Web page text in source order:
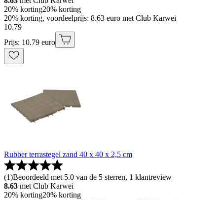
20% korting20% korting
20% korting, voordeelprijs: 8.63 euro met Club Karwei
10.79
Prijs: 10.79 euro
Rubber terrastegel zand 40 x 40 x 2,5 cm
(1)Beoordeeld met 5.0 van de 5 sterren, 1 klantreview
8.63 met Club Karwei
20% korting20% korting